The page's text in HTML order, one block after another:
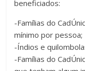
beneficiados:
-Famílias do
mínimo por pessoa;
-Índios e
-Famílias do